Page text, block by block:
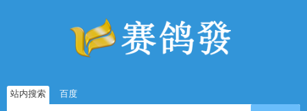
站内搜索 百度